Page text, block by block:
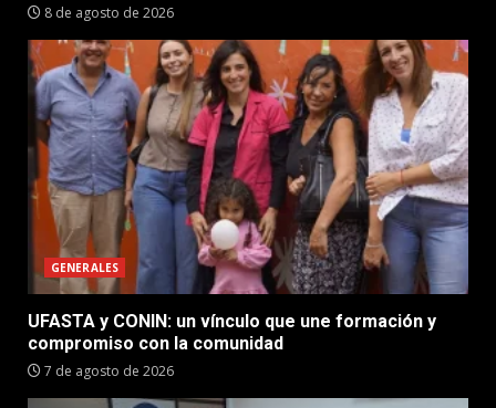
8 de agosto de 2026
GENERALES
UFASTA y CONIN: un vínculo que une formación y
compromiso con la comunidad
7 de agosto de 2026